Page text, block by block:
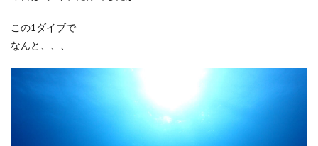
この1ダイブで
なんと、、、